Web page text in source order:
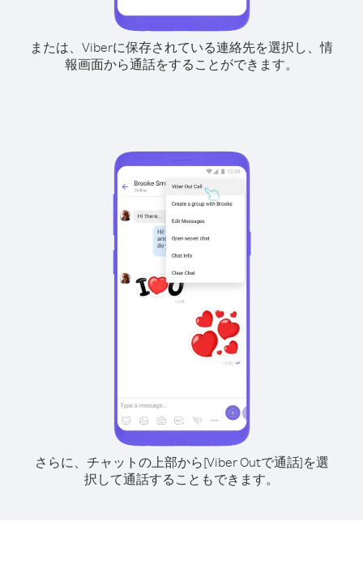
または、Viberに保存されている連絡先を選択し、情
報画面から通話をすることができます。
さらに、チャットの上部から[Viber Outで通話]を選
択して通話することもできます。